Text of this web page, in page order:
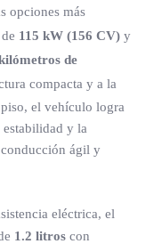
opciones más
115 kW (156 CV) y
de
compacta y a la
el vehículo logra
y la
ágil y
eléctrica, el
1.2 litros con